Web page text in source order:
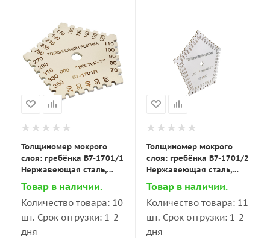
Толщиномер мокрого
слоя: гребёнка В7-1701/1
Нержавеющая сталь,
диапазон 20–350 мкм
Товар в наличии.
Количество товара: 10
шт. Срок отгрузки: 1-2
дня
Толщиномер мокрого
слоя: гребёнка В7-1701/2
Нержавеющая сталь,
диапазон 25–2700 мкм
Товар в наличии.
Количество товара: 11
шт. Срок отгрузки: 1-2
дня